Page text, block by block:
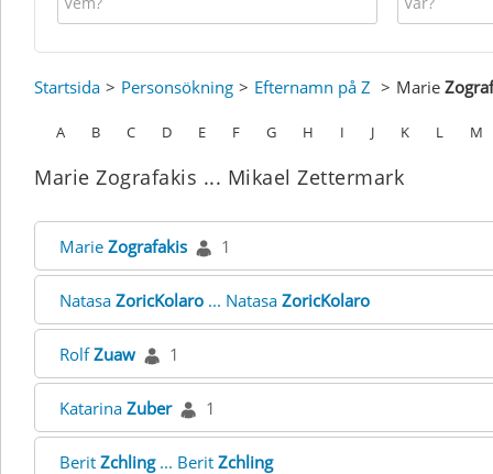
Startsida Personsökning Efternamn på Z Marie
A B C D E F G H I J K L M
Marie Zografakis ... Mikael Zettermark
Marie Zografakis 1
Natasa ZoricKolaro ... Natasa ZoricKolaro
RolfZuaw 1
Katarina Zuber 1
Berit Zchling... Berit Zchling